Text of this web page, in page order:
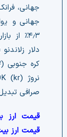
۴٫۳٪ از
صرافی
قیمت ارز
قیمت ارز